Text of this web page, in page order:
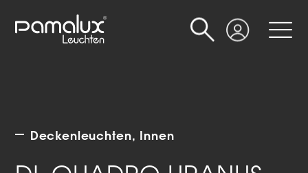
Login
Suche
Deckenleuchten Innen